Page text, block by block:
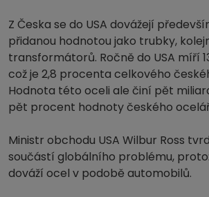
Z Česka se do USA dovážejí
přidanou hodnotou jako trubky,
transformátorů. Ročně do USA míří
což je 2,8 procenta celkového
Hodnota této oceli ale činí pět
pět procent hodnoty českého
Ministr obchodu USA Wilbur Ross
součástí globálního problému,
dováží ocel v podobě automobilů.